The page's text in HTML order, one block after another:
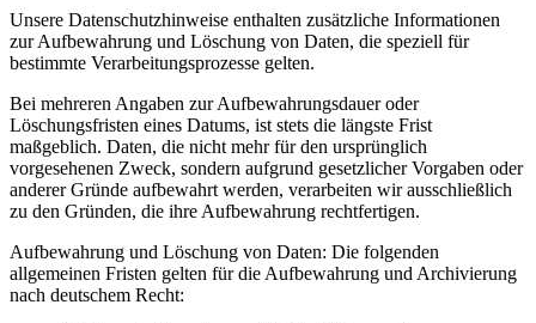
Unsere Datenschutzhinweise enthalten zusätzliche Informationen
zur Aufbewahrung und Löschung von Daten, die speziell für
bestimmte Verarbeitungsprozesse gelten.
Bei mehreren Angaben zur Aufbewahrungsdauer oder
Löschungsfristen eines Datums, ist stets die längste Frist
maßgeblich. Daten, die nicht mehr für den ursprünglich
vorgesehenen Zweck, sondern aufgrund gesetzlicher Vorgaben oder
anderer Gründe aufbewahrt werden, verarbeiten wir ausschließlich
zu den Gründen, die ihre Aufbewahrung rechtfertigen.
Aufbewahrung und Löschung von Daten: Die folgenden
allgemeinen Fristen gelten für die Aufbewahrung und Archivierung
nach deutschem Recht: